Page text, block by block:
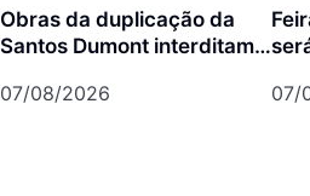
Obras da duplicação da
Santos Dumont interditam
Nass
07/08/2026
07/